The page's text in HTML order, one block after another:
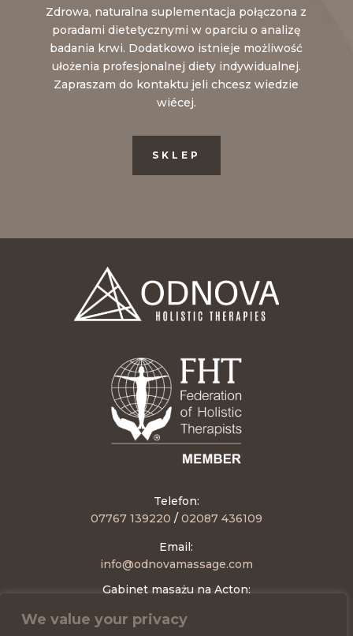
We value your privacy
Zdrowa, naturalna suplementacja połączona z
poradami dietetycznymi w oparciu o analizę
badania krwi. Dodatkowo istnieje możliwość
ułożenia profesjonalnej diety indywidualnej.
Zapraszam do kontaktu jeli chcesz wiedzie
wiécej.
SKLEP
Telefon:
07767 139220 / 02087 436109
Email:
info@odnovamassage.com
Gabinet masażu na Acton:
London W12 9EE